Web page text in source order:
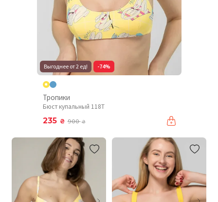
Выгоднее от 2 ед! -74%
Тропики
Бюст купальный 118T
235 ₴ 900₴